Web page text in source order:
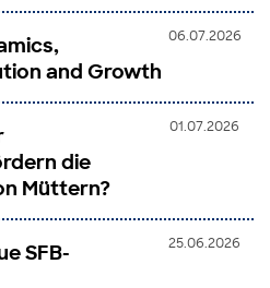
06.07.2026
and Growth
01.07.2026
die
Müttern?
25.06.2026
SFB-